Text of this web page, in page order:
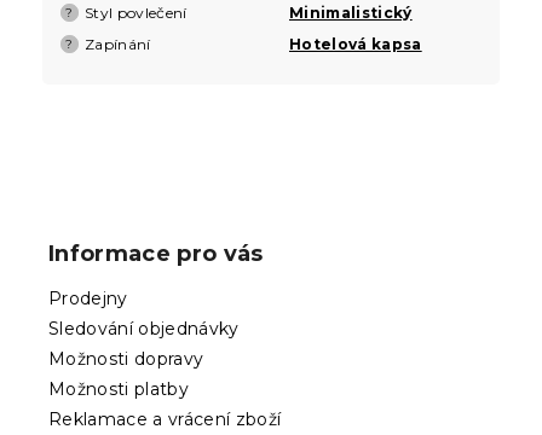
? Styl povlečení Minimalistický
? Zapínání Hotelová kapsa
Informace pro vás
Prodejny
Sledování objednávky
Možnosti dopravy
Možnosti platby
Reklamace a vrácení zboží